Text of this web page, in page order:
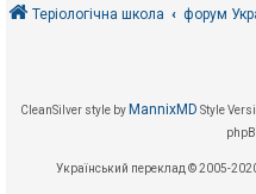
і Теріологічна школа форум
CleanSilver style by MannixMD Style
Український переклад © 2005-